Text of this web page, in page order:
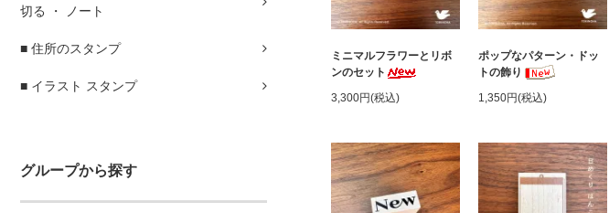
切る ・ ノート
■ 住所のスタンプ
■ イラスト スタンプ
グループから探す
ミニマルフラワーとリボ
ンのセット
3,300円(税込)
ポップなパターン・ドッ
トの飾り
1,350円(税込)